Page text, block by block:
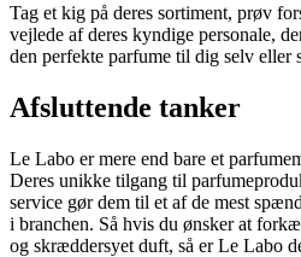
Tag et kig på deres sortiment, prøv
vejlede af deres kyndige personale,
den perfekte parfume til dig selv eller
Afsluttende tanker
Le Labo er mere end bare et
Deres unikke tilgang til
service gør dem til et af de mest
i branchen. Så hvis du ønsker at
og skræddersyet duft, så er Le Labo